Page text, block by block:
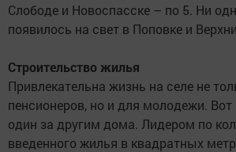
Слободе и Новоспасске – по 5. Ни
появилось на свет в Поповке и
Строительство жилья
Привлекательна жизнь на селе не
пенсионеров, но и для молодежи. Вот
один за другим дома. Лидером по
введенного жилья в квадратных